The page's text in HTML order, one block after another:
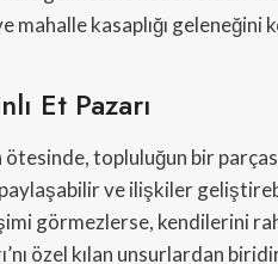
mahalle kasaplığı geleneğini
Et Pazarı
ötesinde, topluluğun bir
paylaşabilir ve ilişkiler
görmezlerse, kendilerini
özel kılan unsurlardan